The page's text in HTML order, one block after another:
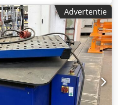
maximale werkstuklengte 250
mm; bovenste en onderste
84 t/min. Technische
kW, totaal
ca. 3500 kg, afmetingen
set slijpschijven,
toleranties; typisch voor
en medische
Ab Eock
Advertentie